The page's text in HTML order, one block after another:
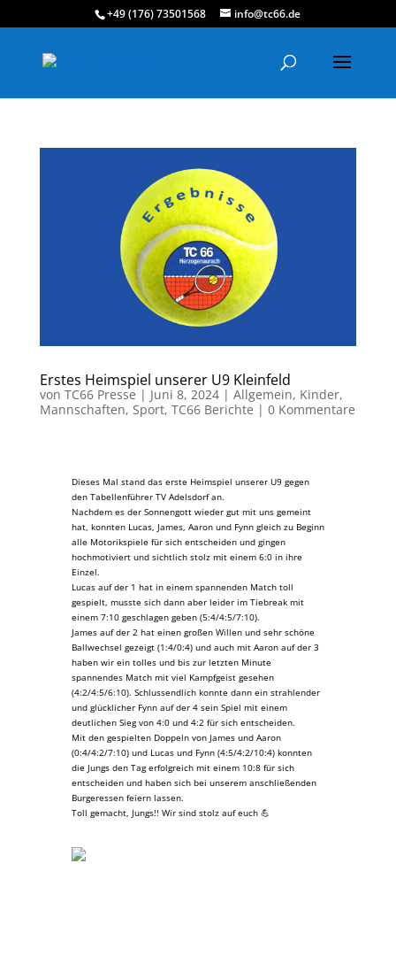
+49 (176) 73501568 info@tc66.de
Erstes Heimspiel unserer U9 Kleinfeld
von TC66 Presse | Juni 8, 2024| Allgemein, Kinder,
Mannschaften, Sport, TC66 Berichte | 0 Kommentare
Dieses Mal stand das erste Heimspiel unserer U9 gegen
den Tabellenführer TV Adelsdorf an.
Nachdem es der Sonnengott wieder gut mit uns gemeint
hat, konnten Lucas, James, Aaron und Fynn gleich zu Beginn
alle Motorikspiele für sich entscheiden und gingen
hochmotiviert und sichtlich stolz mit einem 6:0 in ihre
Einzel.
Lucas auf der 1 hat in einem spannenden Match toll
gespielt, musste sich dann aber leider im Tiebreak mit
einem 7:10 geschlagen geben (5:4/4:5/7:10).
James auf der 2 hat einen großen Willen und sehr schöne
Ballwechsel gezeigt (1:4/0:4) und auch mit Aaron auf der 3
haben wir ein tolles und bis zur letzten Minute
spannendes Match mit viel Kampfgeist gesehen
(4:2/4:5/6:10). Schlussendlich konnte dann ein strahlender
und glücklicher Fynn auf der 4 sein Spiel mit einem
deutlichen Sieg von 4:0 und 4:2 für sich entscheiden.
Mit den gespielten Doppeln von James und Aaron
(0:4/4:2/7:10) und Lucas und Fynn (4:5/4:2/10:4) konnten
die Jungs den Tag erfolgreich mit einem 10:8 für sich
entscheiden und haben sich bei unserem anschließenden
Burgeressen feiern lassen.
Toll gemacht, Jungs!! Wir sind stolz auf euch 💪